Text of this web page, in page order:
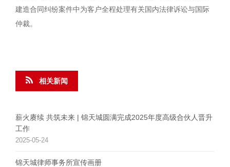
建造合同纠纷案件中为客户全程处理有关国内法律诉讼与国际
仲裁。
相关新闻
薪火赓续 共筑未来 | 锦天城圆满完成2025年度高级合伙人晋升
工作
2025-05-24
锦天城律师事务所宣传画册